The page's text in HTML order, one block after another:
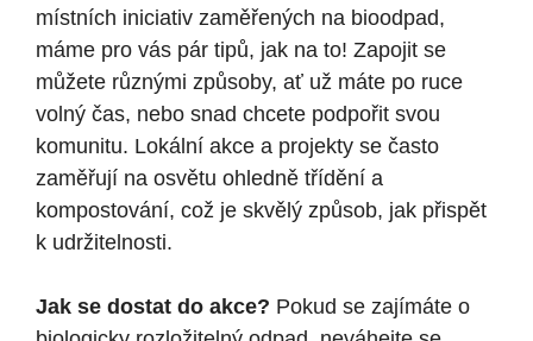
místních iniciativ zaměřených na bioodpad,
máme pro vás pár tipů, jak na to! Zapojit se
můžete různými způsoby, ať už máte po ruce
volný čas, nebo snad chcete podpořit svou
komunitu. Lokální akce a projekty se často
zaměřují na osvětu ohledně třídění a
kompostování, což je skvělý způsob, jak přispět
k udržitelnosti.
Jak se dostat do akce? Pokud se zajímáte o